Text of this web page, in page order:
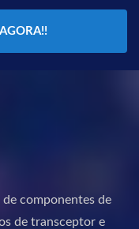
componentes de
de transceptor e